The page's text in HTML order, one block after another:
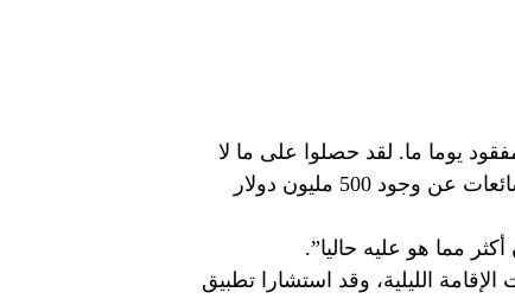
يوما ما. لقد حصلوا على ما لا
يقل عن 500 مليون دولار من المعادن بالفعل من الجبل، وهناك شائعات عن وجود 500 مليون دولار
مما هو عليه حاليا”.
الليلية، وقد استشارا تطبيق